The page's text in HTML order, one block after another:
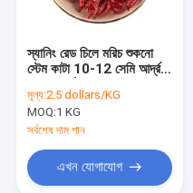
স্যানিং রেড চিলে মরিচ শুকনো
স্টেম কাটা 10-12 সেমি আর্দ্রতা
মূল্য:2.5 dollars/KG
MOQ:1 KG
সর্বশেষ দাম পান
এখন যোগাযোগ